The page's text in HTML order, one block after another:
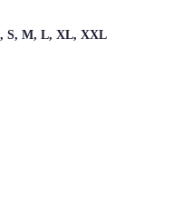
S, M, L, XL, XXL